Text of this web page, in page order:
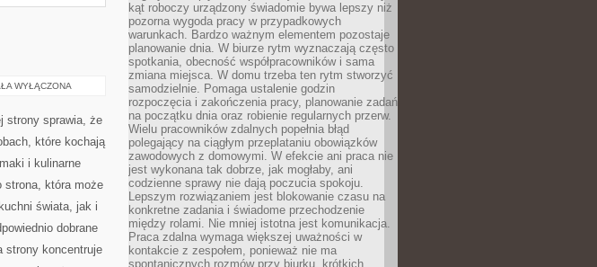
WYŁĄCZONA
strony sprawia, że
które kochają
i kulinarne
strona, która może
świata, jak i
dobrane
strony koncentruje
kąt roboczy urządzony świadomie bywa lepszy niż
pozorna wygoda pracy w przypadkowych
warunkach. Bardzo ważnym elementem pozostaje
planowanie dnia. W biurze rytm wyznaczają często
spotkania, obecność współpracowników i sama
zmiana miejsca. W domu trzeba ten rytm stworzyć
samodzielnie. Pomaga ustalenie godzin
rozpoczęcia i zakończenia pracy, planowanie zadań
na początku dnia oraz robienie regularnych przerw.
Wielu pracowników zdalnych popełnia błąd
polegający na ciągłym przeplataniu obowiązków
zawodowych z domowymi. W efekcie ani praca nie
jest wykonana tak dobrze, jak mogłaby, ani
codzienne sprawy nie dają poczucia spokoju.
Lepszym rozwiązaniem jest blokowanie czasu na
konkretne zadania i świadome przechodzenie
między rolami. Nie mniej istotna jest komunikacja.
Praca zdalna wymaga większej uważności w
kontakcie z zespołem, ponieważ nie ma
spontanicznych rozmów przy biurku, krótkich